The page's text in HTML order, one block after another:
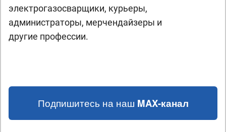
электрогазосварщики, курьеры,
администраторы, мерчендайзеры и
другие профессии.
Подпишитесь на наш MAX-канал